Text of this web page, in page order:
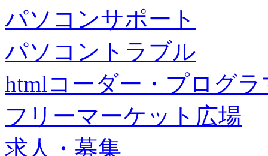
パソコンサポート
パソコントラブル
htmlコーダー・プログラ
フリーマーケット広場
求人・募集